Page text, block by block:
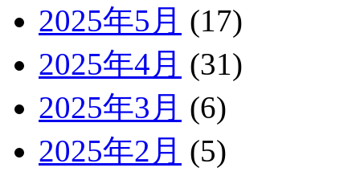
2025年5月 (17)
2025年4月 (31)
2025年3月 (6)
2025年2月 (5)